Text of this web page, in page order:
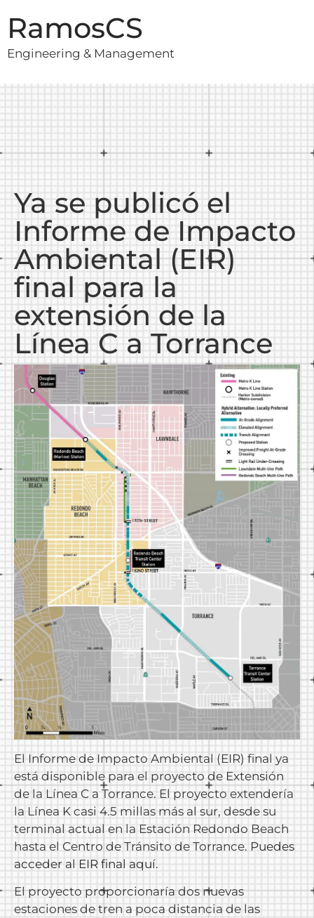
RamosCS
Engineering & Management
Ya se publicó el
Informe de Impacto
Ambiental (EIR)
final para la
extensión de la
Línea C a Torrance
El Informe de Impacto Ambiental (EIR) final ya
está disponible para el proyecto de Extensión
de la Línea C a Torrance. El proyecto extendería
la Línea K casi 4.5 millas más al sur, desde su
terminal actual en la Estación Redondo Beach
hasta el Centro de Tránsito de Torrance. Puedes
acceder al EIR final aquí.
El proyecto proporcionaría dos nuevas
estaciones de tren a poca distancia de las